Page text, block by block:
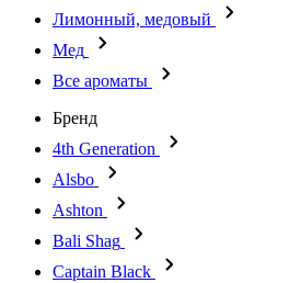
Лимонный, медовый
Мед
Все ароматы
Бренд
4th Generation
Alsbo
Ashton
Bali Shag
Captain Black